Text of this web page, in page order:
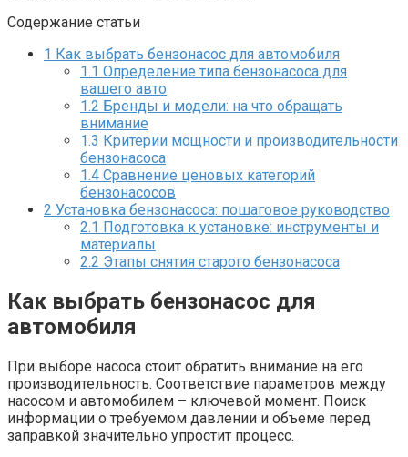
Содержание статьи
1 Как выбрать бензонасос для автомобиля
1.1 Определение типа бензонасоса для
вашего авто
1.2 Бренды и модели: на что обращать
внимание
1.3 Критерии мощности и производительности
бензонасоса
1.4 Сравнение ценовых категорий
бензонасосов
2 Установка бензонасоса: пошаговое руководство
2.1 Подготовка к установке: инструменты и
материалы
2.2 Этапы снятия старого бензонасоса
Как выбрать бензонасос для
автомобиля
При выборе насоса стоит обратить внимание на его
производительность. Соответствие параметров между
насосом и автомобилем – ключевой момент. Поиск
информации о требуемом давлении и объеме перед
заправкой значительно упростит процесс.